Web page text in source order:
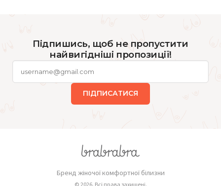
Підпишись, щоб не пропустити
найвигідніші пропозиції!
ПІДПИСАТИСЯ
Бренд жіночої комфортної білизни
© 2026. Всі права захищені.